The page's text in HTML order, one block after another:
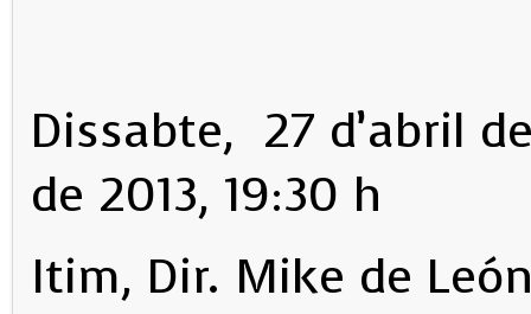
Dissabte, 27 d’abril
de 2013, 19:30 h
Itim, Dir. Mike de León.